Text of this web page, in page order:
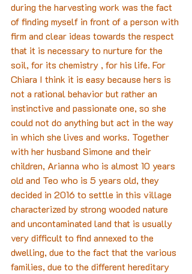
during the harvesting work was the fact
of finding myself in front of a person with
firm and clear ideas towards the respect
that it is necessary to nurture for the
soil, for its chemistry , for his life. For
Chiara I think it is easy because hers is
not a rational behavior but rather an
instinctive and passionate one, so she
could not do anything but act in the way
in which she lives and works. Together
with her husband Simone and their
children, Arianna who is almost 10 years
old and Teo who is 5 years old, they
decided in 2016 to settle in this village
characterized by strong wooded nature
and uncontaminated land that is usually
very difficult to find annexed to the
dwelling, due to the fact that the various
families, due to the different hereditary